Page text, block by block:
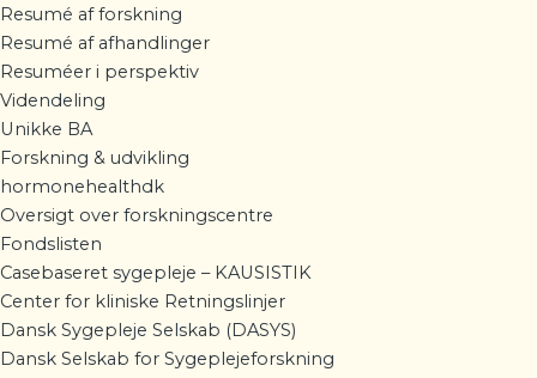
Resumé af forskning
Resumé af afhandlinger
Resuméer i perspektiv
Videndeling
Unikke BA
Forskning & udvikling
hormonehealthdk
Oversigt over forskningscentre
Fondslisten
Casebaseret sygepleje – KAUSISTIK
Center for kliniske Retningslinjer
Dansk Sygepleje Selskab (DASYS)
Dansk Selskab for Sygeplejeforskning